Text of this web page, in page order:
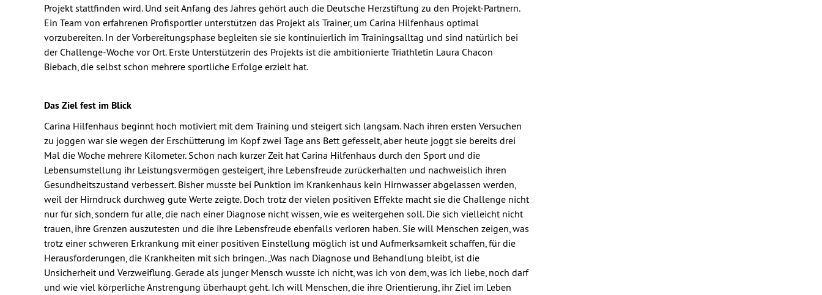
Projekt stattfinden wird. Und seit Anfang des Jahres gehört auch die Deutsche Herzstiftung zu den Projekt-Partnern.
Ein Team von erfahrenen Profisportler unterstützen das Projekt als Trainer, um Carina Hilfenhaus optimal
vorzubereiten. In der Vorbereitungsphase begleiten sie sie kontinuierlich im Trainingsalltag und sind natürlich bei
der Challenge-Woche vor Ort. Erste Unterstützerin des Projekts ist die ambitionierte Triathletin Laura Chacon
Biebach, die selbst schon mehrere sportliche Erfolge erzielt hat.
Das Ziel fest im Blick
Carina Hilfenhaus beginnt hoch motiviert mit dem Training und steigert sich langsam. Nach ihren ersten Versuchen
zu joggen war sie wegen der Erschütterung im Kopf zwei Tage ans Bett gefesselt, aber heute joggt sie bereits drei
Mal die Woche mehrere Kilometer. Schon nach kurzer Zeit hat Carina Hilfenhaus durch den Sport und die
Lebensumstellung ihr Leistungsvermögen gesteigert, ihre Lebensfreude zurückerhalten und nachweislich ihren
Gesundheitszustand verbessert. Bisher musste bei Punktion im Krankenhaus kein Hirnwasser abgelassen werden,
weil der Hirndruck durchweg gute Werte zeigte. Doch trotz der vielen positiven Effekte macht sie die Challenge nicht
nur für sich, sondern für alle, die nach einer Diagnose nicht wissen, wie es weitergehen soll. Die sich vielleicht nicht
trauen, ihre Grenzen auszutesten und die ihre Lebensfreude ebenfalls verloren haben. Sie will Menschen zeigen, was
trotz einer schweren Erkrankung mit einer positiven Einstellung möglich ist und Aufmerksamkeit schaffen, für die
Herausforderungen, die Krankheiten mit sich bringen. „Was nach Diagnose und Behandlung bleibt, ist die
Unsicherheit und Verzweiflung. Gerade als junger Mensch wusste ich nicht, was ich von dem, was ich liebe, noch darf
und wie viel körperliche Anstrengung überhaupt geht. Ich will Menschen, die ihre Orientierung, ihr Ziel im Leben